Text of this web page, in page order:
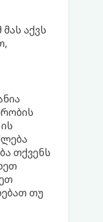
აქვს
თქვენს
თუ